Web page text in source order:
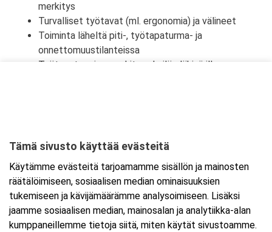
merkitys
Turvalliset työtavat (ml. ergonomia) ja välineet
Toiminta läheltä piti-, työtapaturma- ja
onnettomuustilanteissa
Työtapaturmien merkitys yksilön lähipiirille,
Ajankohta
Alkaa:18.11.2026 08:30
Päättyy:18.11.2026 16:00
Tämä sivusto käyttää evästeitä
Käytämme evästeitä tarjoamamme sisällön ja mainosten
räätälöimiseen, sosiaalisen median ominaisuuksien
tukemiseen ja kävijämäärämme analysoimiseen. Lisäksi
jaamme sosiaalisen median, mainosalan ja analytiikka-alan
kumppaneillemme tietoja siitä, miten käytät sivustoamme.